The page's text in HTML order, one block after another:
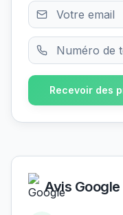
Recevoir des
Avis Google